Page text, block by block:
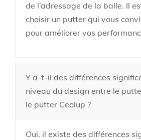
de l’adressage de la balle. Il
choisir un putter qui vous
pour améliorer vos
Y a-t-il des différences
niveau du design entre le
le putter Ceolup ?
Oui, il existe des différences